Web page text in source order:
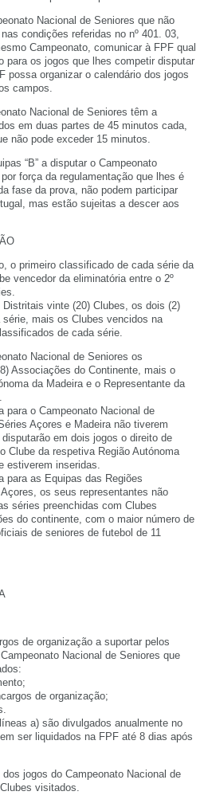
Nacional de Seniores que não
condições referidas no nº 401. 03,
Campeonato, comunicar à FPF qual
para os jogos que lhes competir disputar
possa organizar o calendário dos jogos
campos.
Nacional de Seniores têm a
em duas partes de 45 minutos cada,
não pode exceder 15 minutos.
“B” a disputar o Campeonato
força da regulamentação que lhes é
fase da prova, não podem participar
mas estão sujeitas a descer aos
o primeiro classificado de cada série da
vencedor da eliminatória entre o 2º
vinte (20) Clubes, os dois (2)
mais os Clubes vencidos na
de cada série.
Nacional de Seniores os
Associações do Continente, mais o
da Madeira e o Representante da
o Campeonato Nacional de
Açores e Madeira não tiverem
em dois jogos o direito de
Clube da respetiva Região Autónoma
estiverem inseridas.
para as Equipas das Regiões
os seus representantes não
séries preenchidas com Clubes
do continente, com o maior número de
de seniores de futebol de 11
de organização a suportar pelos
Nacional de Seniores que
de organização;
a) são divulgados anualmente no
ser liquidados na FPF até 8 dias após
jogos do Campeonato Nacional de
visitados.